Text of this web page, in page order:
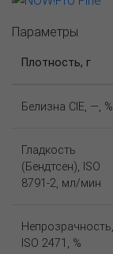
Параметры
Плотность, г
Белизна CIE, —, %
Гладкость
(Бендтсен), ISO
8791-2, мл/мин
Непрозрачность,
ISO 2471, %